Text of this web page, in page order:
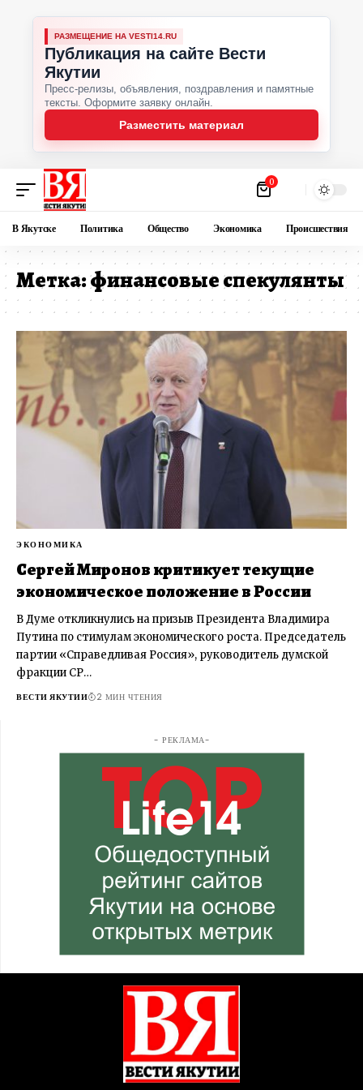
РАЗМЕЩЕНИЕ НА VESTI14.RU
Публикация на сайте Вести
Якутии
Пресс-релизы, объявления, поздравления и памятные
тексты. Оформите заявку онлайн.
Разместить материал
0
В Якутске Политика Общество Экономика Происшествия
Метка:финансовые спекулянты
ЭКОНОМИКА
Сергей Миронов критикует текущие
экономическое положение в России
В Думе откликнулись на призыв Президента Владимира
Путина по стимулам экономического роста. Председатель
партии «Справедливая Россия», руководитель думской
фракции СР…
ВЕСТИ ЯКУТИИ 2 МИН ЧТЕНИЯ
- РЕКЛАМА-